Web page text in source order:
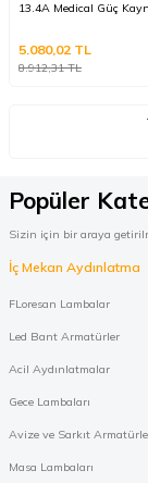
13.4A Medical Güç
8.912,31TL
5.080,02 TL
Popüler
Sizin için bir araya
İç Mekan Aydınlatma
FLoresan Lambalar
Led Bant Armatürler
Acil Aydınlatmalar
Gece Lambaları
Avize ve Sarkıt
Masa Lambaları